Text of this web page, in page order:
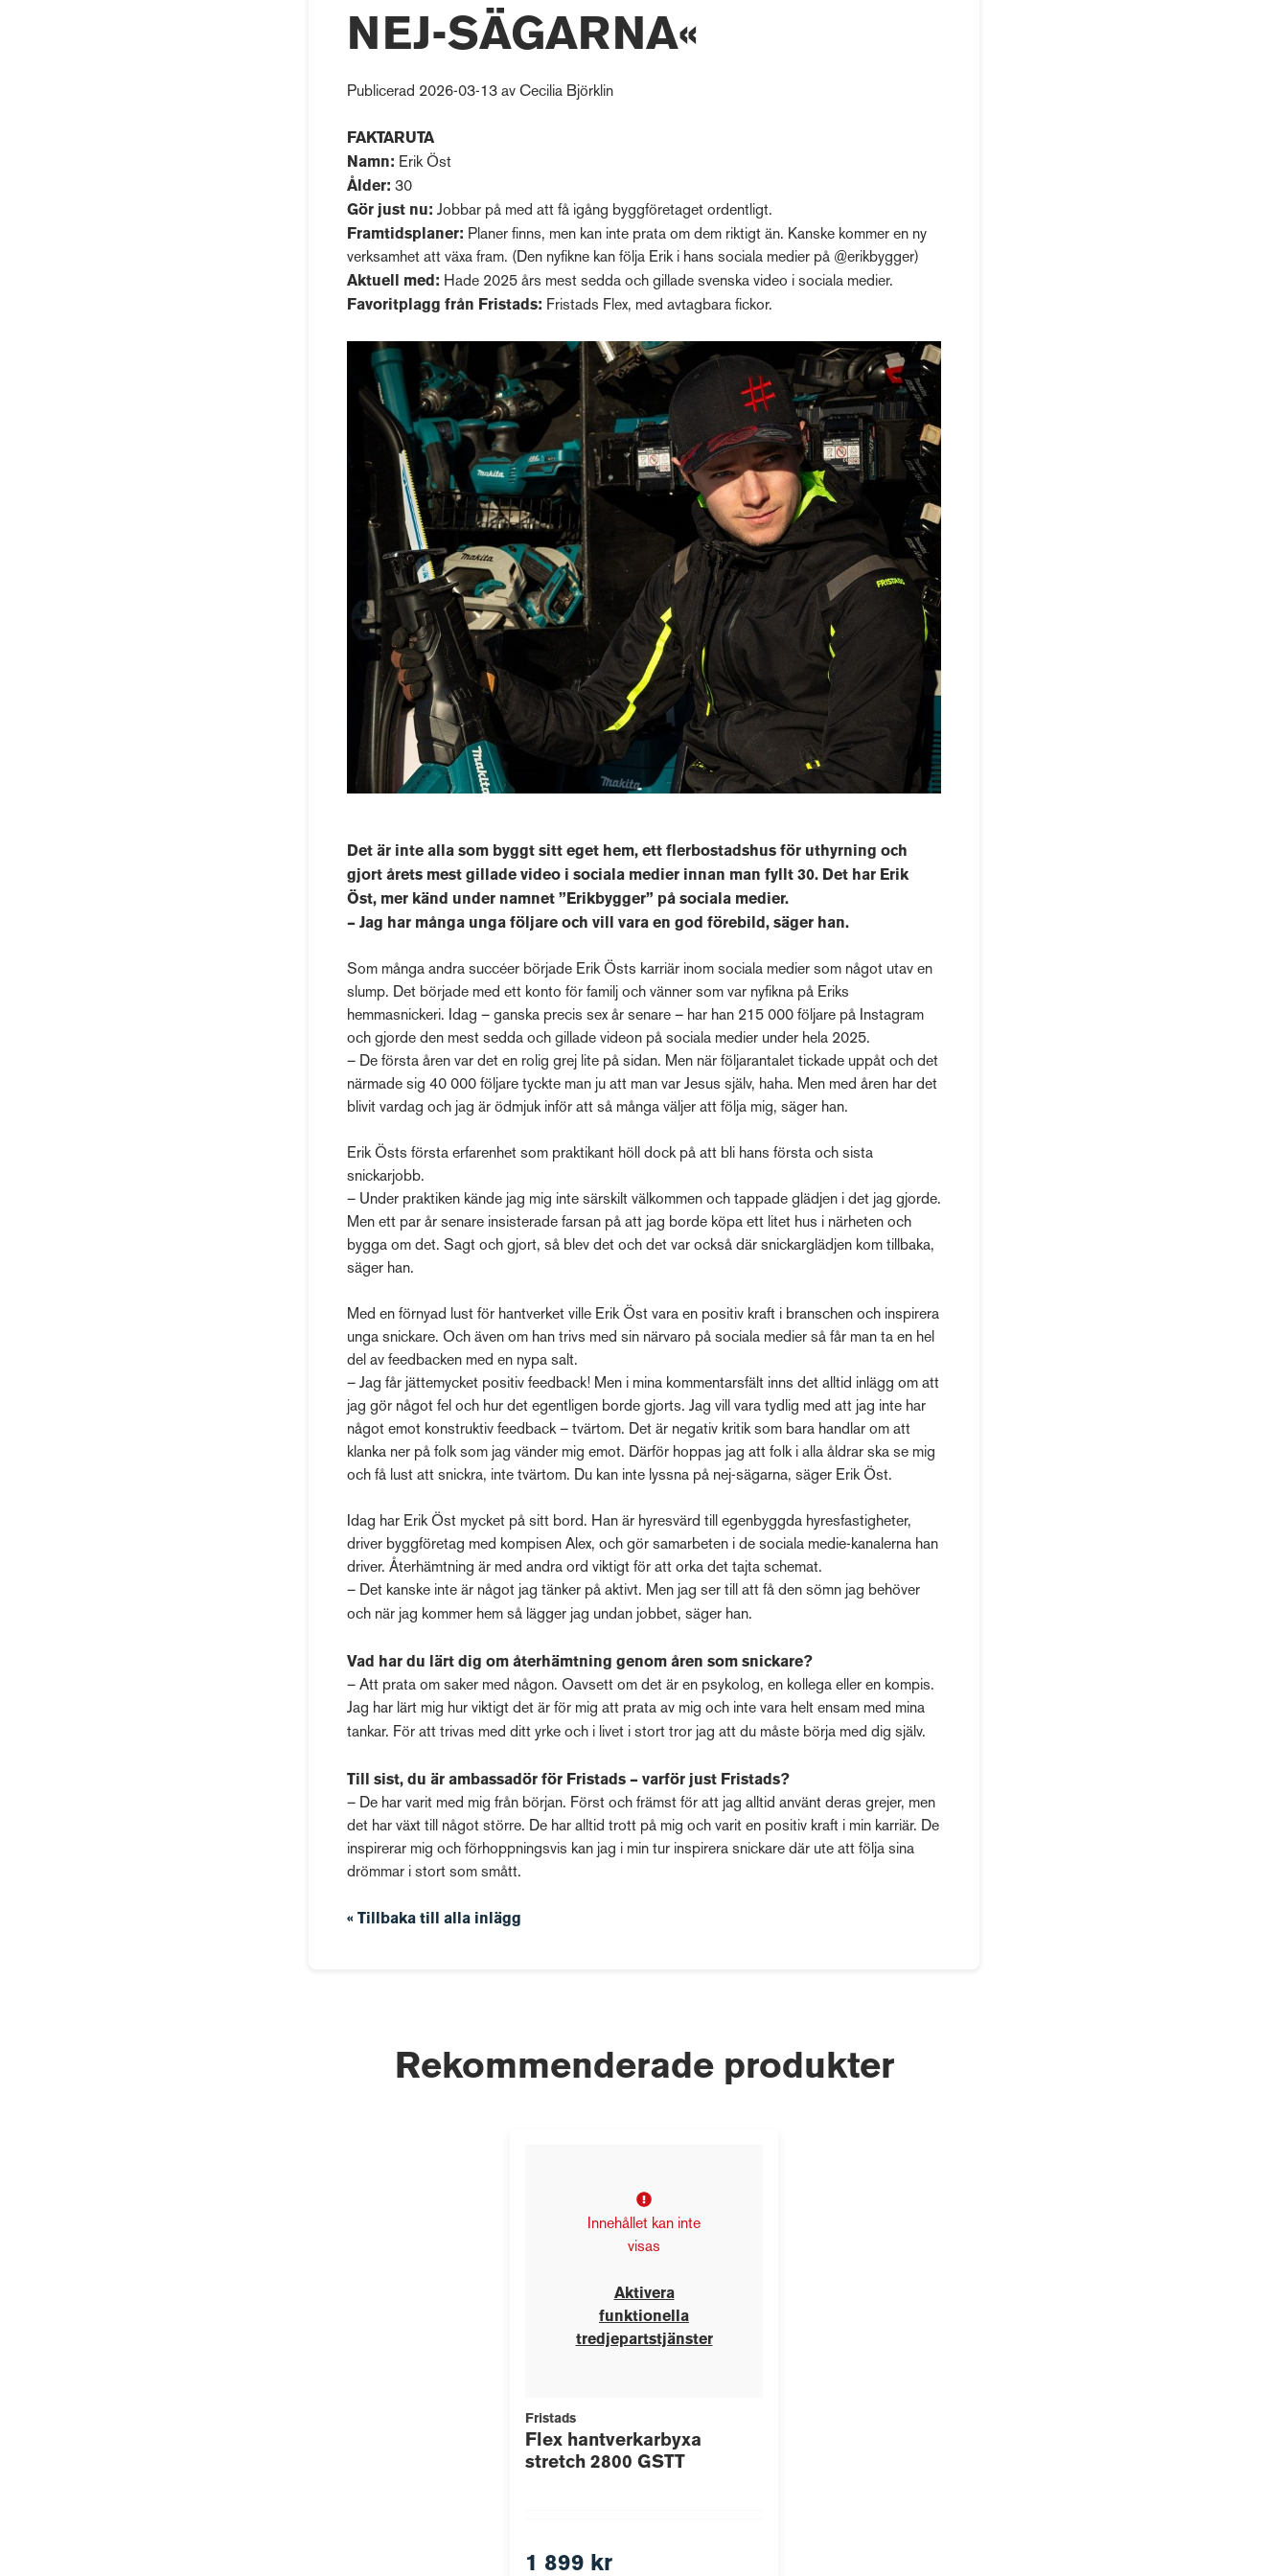
NEJ-SÄGARNA«
Publicerad 2026-03-13 av Cecilia Björklin
FAKTARUTA
Namn: Erik Öst
Ålder: 30
Gör just nu: Jobbar på med att få igång byggföretaget ordentligt.
Framtidsplaner: Planer finns, men kan inte prata om dem riktigt än. Kanske kommer en ny
verksamhet att växa fram. (Den nyfikne kan följa Erik i hans sociala medier på @erikbygger)
Aktuell med: Hade 2025 års mest sedda och gillade svenska video i sociala medier.
Favoritplagg från Fristads: Fristads Flex, med avtagbara fickor.
Det är inte alla som byggt sitt eget hem, ett flerbostadshus för uthyrning och
gjort årets mest gillade video i sociala medier innan man fyllt 30. Det har Erik
Öst, mer känd under namnet ”Erikbygger” på sociala medier.
– Jag har många unga följare och vill vara en god förebild, säger han.
Som många andra succéer började Erik Östs karriär inom sociala medier som något utav en
slump. Det började med ett konto för familj och vänner som var nyfikna på Eriks
hemmasnickeri. Idag – ganska precis sex år senare – har han 215 000 följare på Instagram
och gjorde den mest sedda och gillade videon på sociala medier under hela 2025.
– De första åren var det en rolig grej lite på sidan. Men när följarantalet tickade uppåt och det
närmade sig 40 000 följare tyckte man ju att man var Jesus själv, haha. Men med åren har det
blivit vardag och jag är ödmjuk inför att så många väljer att följa mig, säger han.
Erik Östs första erfarenhet som praktikant höll dock på att bli hans första och sista
snickarjobb.
– Under praktiken kände jag mig inte särskilt välkommen och tappade glädjen i det jag gjorde.
Men ett par år senare insisterade farsan på att jag borde köpa ett litet hus i närheten och
bygga om det. Sagt och gjort, så blev det och det var också där snickarglädjen kom tillbaka,
säger han.
Med en förnyad lust för hantverket ville Erik Öst vara en positiv kraft i branschen och inspirera
unga snickare. Och även om han trivs med sin närvaro på sociala medier så får man ta en hel
del av feedbacken med en nypa salt.
– Jag får jättemycket positiv feedback! Men i mina kommentarsfält inns det alltid inlägg om att
jag gör något fel och hur det egentligen borde gjorts. Jag vill vara tydlig med att jag inte har
något emot konstruktiv feedback – tvärtom. Det är negativ kritik som bara handlar om att
klanka ner på folk som jag vänder mig emot. Därför hoppas jag att folk i alla åldrar ska se mig
och få lust att snickra, inte tvärtom. Du kan inte lyssna på nej-sägarna, säger Erik Öst.
Idag har Erik Öst mycket på sitt bord. Han är hyresvärd till egenbyggda hyresfastigheter,
driver byggföretag med kompisen Alex, och gör samarbeten i de sociala medie-kanalerna han
driver. Återhämtning är med andra ord viktigt för att orka det tajta schemat.
– Det kanske inte är något jag tänker på aktivt. Men jag ser till att få den sömn jag behöver
och när jag kommer hem så lägger jag undan jobbet, säger han.
Vad har du lärt dig om återhämtning genom åren som snickare?
– Att prata om saker med någon. Oavsett om det är en psykolog, en kollega eller en kompis.
Jag har lärt mig hur viktigt det är för mig att prata av mig och inte vara helt ensam med mina
tankar. För att trivas med ditt yrke och i livet i stort tror jag att du måste börja med dig själv.
Till sist, du är ambassadör för Fristads – varför just Fristads?
– De har varit med mig från början. Först och främst för att jag alltid använt deras grejer, men
det har växt till något större. De har alltid trott på mig och varit en positiv kraft i min karriär. De
inspirerar mig och förhoppningsvis kan jag i min tur inspirera snickare där ute att följa sina
drömmar i stort som smått.
« Tillbaka till alla inlägg
Rekommenderade produkter
Innehållet kan inte
visas
Aktivera
funktionella
tredjepartstjänster
Fristads
Flex hantverkarbyxa
stretch 2800 GSTT
1 899 kr